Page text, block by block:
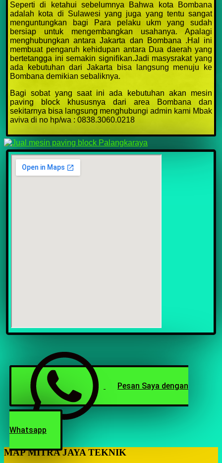
Seperti di ketahui sebelumnya Bahwa kota Bombana
adalah kota di Sulawesi yang juga yang tentu sangat
menguntungkan bagi Para pelaku ukm yang sudah
bersiap untuk mengembangkan usahanya. Apalagi
menghubungkan antara Jakarta dan Bombana .Hal ini
membuat pengaruh kehidupan antara Dua daerah yang
bertetangga ini semakin signifikan.Jadi masysrakat yang
ada kebutuhan dari Jakarta bisa langsung menuju ke
Bombana demikian sebaliknya.
Bagi sobat yang saat ini ada kebutuhan akan mesin
paving block khususnya dari area Bombana dan
sekitarnya bisa langsung menghubungi admin kami Mbak
aviva di no hp/wa : 0838.3060.0218
Pesan Saya dengan
Whatsapp
MAP MITRA JAYA TEKNIK